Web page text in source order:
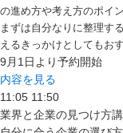
の進め方や考え方のポイ
まずは自分なりに整理す
えるきっかけとしてもお
9月1日より予約開始
内容を見る
11:05 11:50
業界と企業の見つけ方